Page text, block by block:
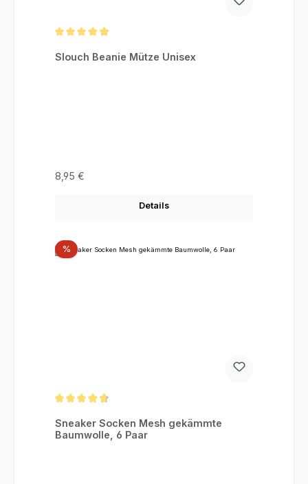
Slouch Beanie Mütze Unisex
Regulärer Preis:
8,95 €
Details
%Rabatt
Sneaker Socken Mesh gekämmte
Baumwolle, 6 Paar